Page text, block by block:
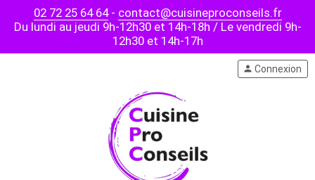
02 72 25 64 64- contact@cuisineproconseils.fr
Du lundi au jeudi 9h-12h30 et 14h-18h / Le vendredi 9h-
12h30 et 14h-17h
person Connexion